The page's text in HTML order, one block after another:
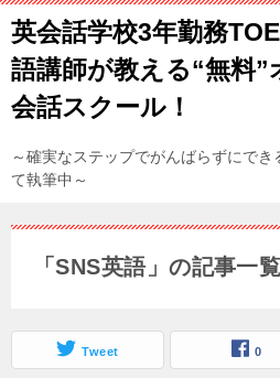
英会話学校3年勤務
語講師が教える“無料
会話スクール！
～確実なステップでがんばらずにで
て執筆中～
「SNS英語」の記事一覧
Tweet 0